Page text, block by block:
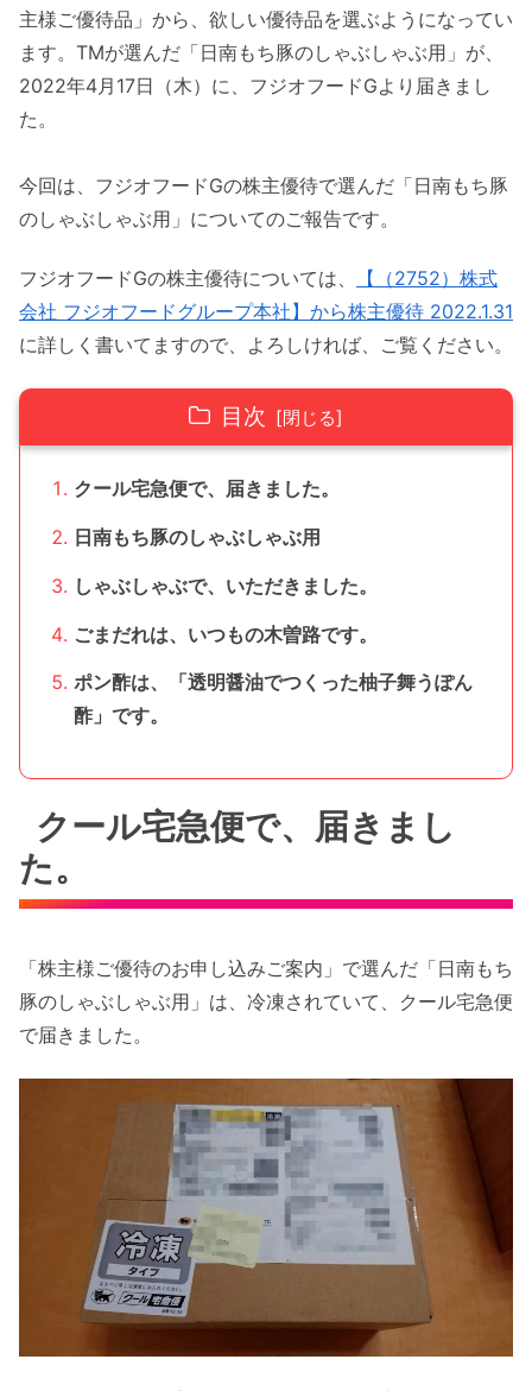
主様ご優待品」から、欲しい優待品を選ぶようになってい
ます。TMが選んだ「日南もち豚のしゃぶしゃぶ用」が、
2022年4月17日（木）に、フジオフードGより届きまし
た。
今回は、フジオフードGの株主優待で選んだ「日南もち豚
のしゃぶしゃぶ用」についてのご報告です。
フジオフードGの株主優待については、
【（2752）株式
会社 フジオフードグループ本社】から株主優待 2022.1.31
に詳しく書いてますので、よろしければ、ご覧ください。
目次
クール宅急便で、届きました。
日南もち豚のしゃぶしゃぶ用
しゃぶしゃぶで、いただきました。
ごまだれは、いつもの木曽路です。
ポン酢は、「透明醤油でつくった柚子舞うぽん
酢」です。
クール宅急便で、届きまし
た。
「株主様ご優待のお申し込みご案内」で選んだ「日南もち
豚のしゃぶしゃぶ用」は、冷凍されていて、クール宅急便
で届きました。